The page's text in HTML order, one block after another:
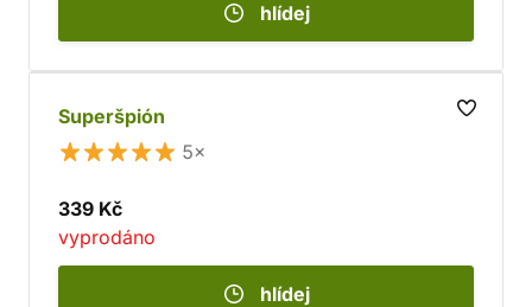
hlídej
Superšpión
5×
339 Kč
vyprodáno
hlídej